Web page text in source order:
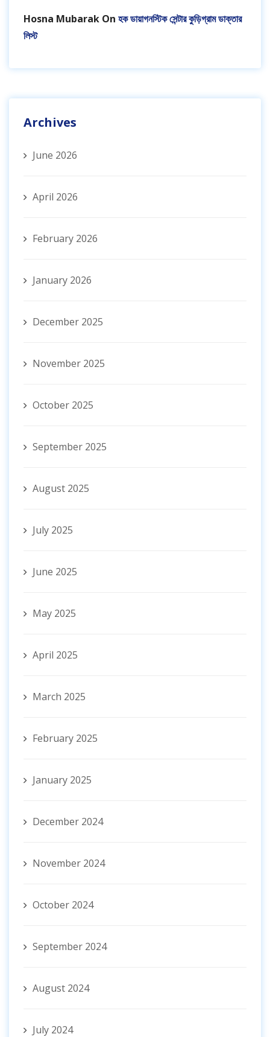
Hosna Mubarak On হক ডায়াগনস্টিক সেন্টার কুড়িগ্রাম ডাক্তার
লিস্ট
Archives
June 2026
April 2026
February 2026
January 2026
December 2025
November 2025
October 2025
September 2025
August 2025
July 2025
June 2025
May 2025
April 2025
March 2025
February 2025
January 2025
December 2024
November 2024
October 2024
September 2024
August 2024
July 2024